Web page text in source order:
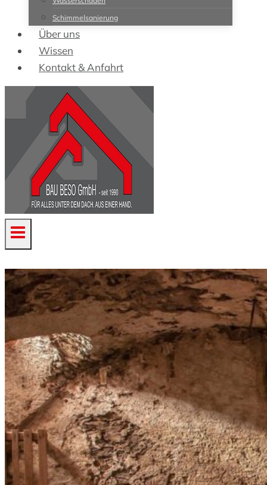
Schimmelsanierung
Über uns
Wissen
Kontakt & Anfahrt